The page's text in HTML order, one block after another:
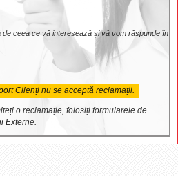
de ceea ce vă interesează și vă vom răspunde în
Clienți nu se acceptă reclamații.
o reclamație, folosiți formularele de
Externe.